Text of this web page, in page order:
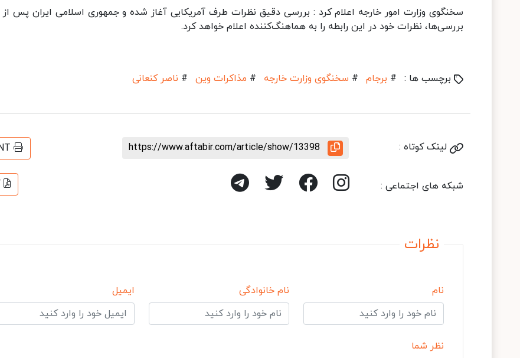
سخنگوی وزارت امور خارجه اعلام کرد : بررسی دقیق نظرات طرف آمریکایی آغاز شده و جمهوری اسلامی ایران پس
بررسی‌ها، نظرات خود در این رابطه را به هماهنگ‌کننده اعلام خواهد کرد.
برچسب ها : # برجام # سخنگوی وزارت خارجه # مذاکرات وین # ناصر کنعانی
لینک کوتاه : https://www.aftabir.com/article/show/13398
شبکه های اجتماعی :
نظرات
نام نام خانوادگی ایمیل
نظر شما